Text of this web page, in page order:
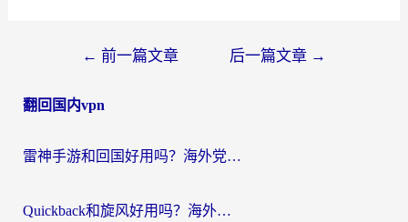
导
← 前一篇文章 后一篇文章 →
翻回国内vpn
雷神手游和回国好用吗？海外党亲测：选对加速器才能无缝刷剧打游戏
Quickback和旋风好用吗？海外华人亲测：选对回国加速器才能无缝看央视5